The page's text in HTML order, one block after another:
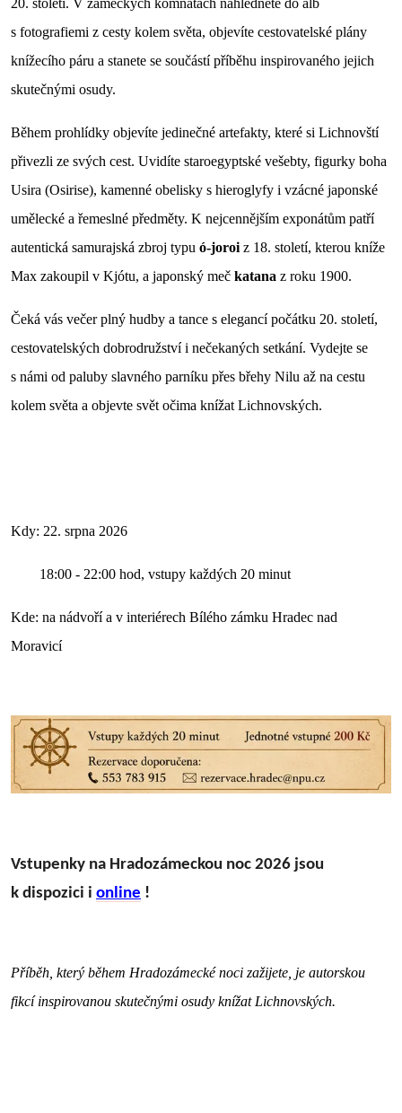
s fotografiemi z cesty kolem světa, objevíte cestovatelské plány
knížecího páru a stanete se součástí příběhu inspirovaného jejich
skutečnými osudy.
Během prohlídky objevíte jedinečné artefakty, které si Lichnovští
přivezli ze svých cest. Uvidíte staroegyptské vešebty, figurky boha
Usira (Osirise), kamenné obelisky s hieroglyfy i vzácné japonské
umělecké a řemeslné předměty. K nejcennějším exponátům patří
autentická samurajská zbroj typu ó-joroi z 18. století, kterou kníže
Max zakoupil v Kjótu, a japonský meč katana z roku 1900.
Čeká vás večer plný hudby a tance s elegancí počátku 20. století,
cestovatelských dobrodružství i nečekaných setkání. Vydejte se
s námi od paluby slavného parníku přes břehy Nilu až na cestu
kolem světa a objevte svět očima knížat Lichnovských.
Kdy: 22. srpna 2026
18:00 - 22:00 hod, vstupy každých 20 minut
Kde: na nádvoří a v interiérech Bílého zámku Hradec nad
Moravicí
Vstupenky na Hradozámeckou noc 2026 jsou
k dispozici i online !
Příběh, který během Hradozámecké noci zažijete, je autorskou
fikcí inspirovanou skutečnými osudy knížat Lichnovských.